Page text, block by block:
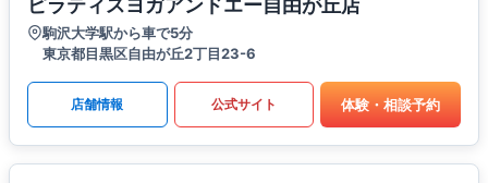
ピラティスヨガアンドエー自由が丘店
駒沢大学駅から車で5分
東京都目黒区自由が丘2丁目23-6
店舗情報 公式サイト 体験・相談予約